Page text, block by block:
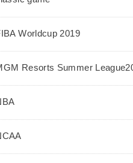
Worldcup 2019
Resorts Summer